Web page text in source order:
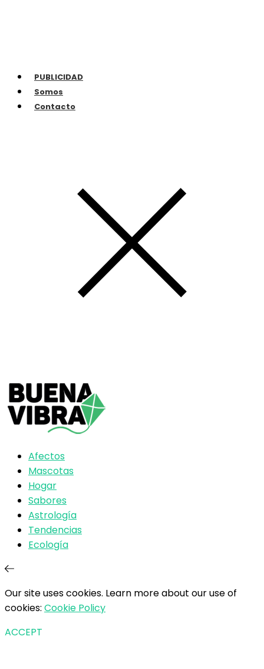
PUBLICIDAD
Somos
Contacto
Afectos
Mascotas
Hogar
Sabores
Astrología
Tendencias
Ecología
Our site uses cookies. Learn more about our use of
cookies: Cookie Policy
ACCEPT